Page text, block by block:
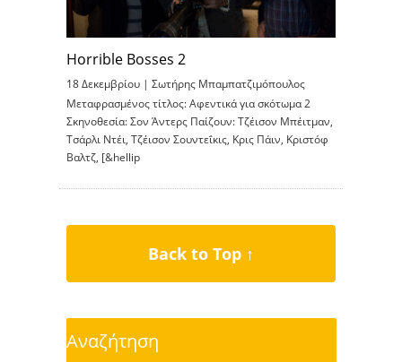
Horrible Bosses 2
18 Δεκεμβρίου | Σωτήρης Μπαμπατζιμόπουλος
Μεταφρασμένος τίτλος: Αφεντικά για σκότωμα 2
Σκηνοθεσία: Σον Άντερς Παίζουν: Τζέισον Μπέιτμαν,
Τσάρλι Ντέι, Τζέισον Σουντεΐκις, Κρις Πάιν, Κριστόφ
Βαλτζ, [&hellip
Back to Top ↑
Αναζήτηση